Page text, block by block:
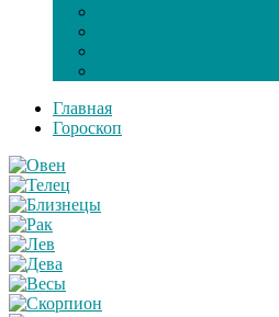
Главная
Гороскоп